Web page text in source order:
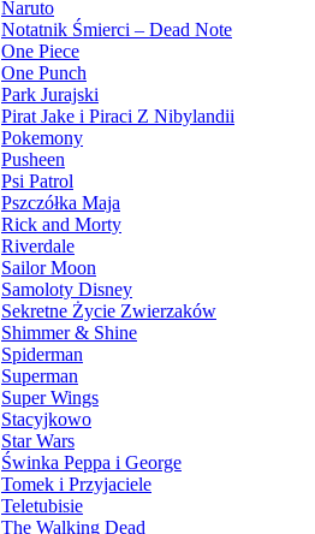
Naruto
Notatnik Śmierci – Dead Note
One Piece
One Punch
Park Jurajski
Pirat Jake i Piraci Z Nibylandii
Pokemony
Pusheen
Psi Patrol
Pszczółka Maja
Rick and Morty
Riverdale
Sailor Moon
Samoloty Disney
Sekretne Życie Zwierzaków
Shimmer & Shine
Spiderman
Superman
Super Wings
Stacyjkowo
Star Wars
Świnka Peppa i George
Tomek i Przyjaciele
Teletubisie
The Walking Dead